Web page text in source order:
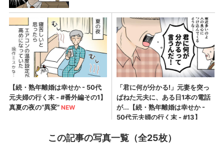
この記事の写真一覧（全25枚）